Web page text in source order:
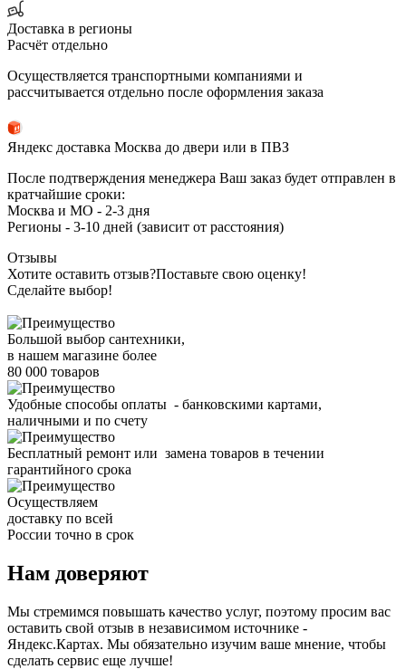
Доставка в регионы
Расчёт отдельно
Осуществляется транспортными компаниями и
рассчитывается отдельно после оформления заказа
Яндекс доставка Москва до двери или в ПВЗ
После подтверждения менеджера Ваш заказ будет отправлен в
кратчайшие сроки:
Москва и МО - 2-3 дня
Регионы - 3-10 дней (зависит от расстояния)
Отзывы
Хотите оставить отзыв?Поставьте свою оценку!
Сделайте выбор!
Большой выбор сантехники,
в нашем магазине более
80 000 товаров
Удобные способы оплаты - банковскими картами,
наличными и по счету
Бесплатный ремонт или замена товаров в течении
гарантийного срока
Осуществляем
доставку по всей
России точно в срок
Нам доверяют
Мы стремимся повышать качество услуг, поэтому просим вас
оставить свой отзыв в независимом источнике -
Яндекс.Картах. Мы обязательно изучим ваше мнение, чтобы
сделать сервис еще лучше!